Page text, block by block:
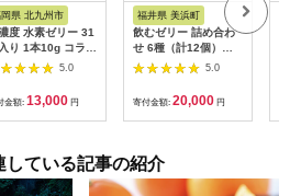
県 北九州市
度 水素ゼリー 31
り 1本10g コラー
エラスチン アス
キサンチン ローズ
ップ 水素 美容 美肌
エット
5.0
金額: 13,000 円
福井県 美浜町
飲むゼリー 詰め合わ
せ 6種（計12個）
【みかん りんご ぶど
う いちご ピーチ レモ
ン】 着色料 保存料 香
料 不使用 【ギフト 母
の日 父の日 こどもの
a024]
5.0
寄付金額: 20,000 円
している記事の紹介